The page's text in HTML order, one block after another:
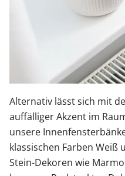
Alternativ lässt sich mit
auffälliger Akzent im
unsere
klassischen Farben Weiß
Stein-Dekoren wie